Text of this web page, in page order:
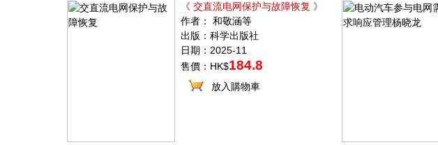
《 交直流电网保护与故障恢复 》
作者： 和敬涵等
出版：科学出版社
日期：2025-11
售價：HK$184.8
放入購物車